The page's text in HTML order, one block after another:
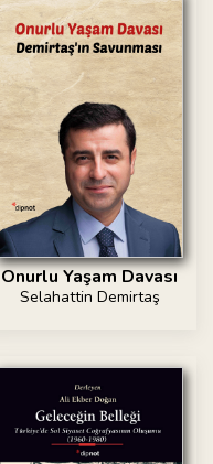
Onurlu Yaşam Davası
Selahattin Demirtaş